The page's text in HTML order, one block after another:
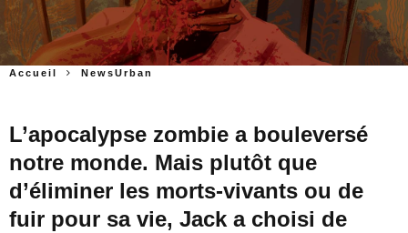
Accueil NewsUrban
L’apocalypse zombie a bouleversé
notre monde. Mais plutôt que
d’éliminer les morts-vivants ou de
fuir pour sa vie, Jack a choisi de